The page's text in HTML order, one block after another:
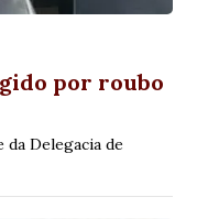
por roubo
Delegacia de